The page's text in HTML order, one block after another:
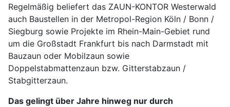
Regelmäßig beliefert das ZAUN-KONTOR Westerwald
auch Baustellen in der Metropol-Region Köln / Bonn /
Siegburg sowie Projekte im Rhein-Main-Gebiet rund
um die Großstadt Frankfurt bis nach Darmstadt mit
Bauzaun oder Mobilzaun sowie
Doppelstabmattenzaun bzw. Gitterstabzaun /
Stabgitterzaun.
Das gelingt über Jahre hinweg nur durch